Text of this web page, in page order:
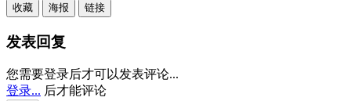
收藏 海报 链接
发表回复
您需要登录后才可以发表评论...
登录... 后才能评论